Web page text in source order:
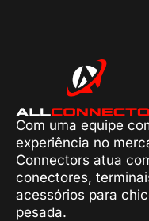
Com uma equipe
experiência no
Connectors atua
conectores,
acessórios para
pesada.